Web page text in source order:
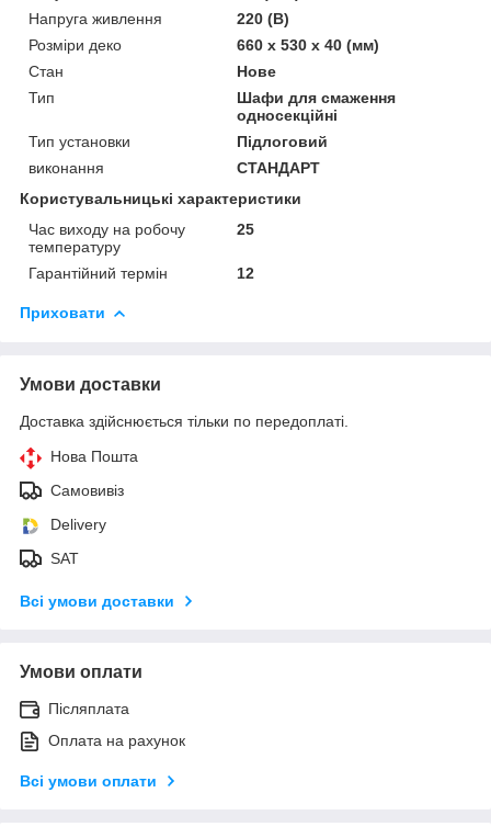
Напруга живлення
220 (В)
Розміри деко
660 х 530 х 40 (мм)
Стан
Нове
Тип
Шафи для смаження
односекційні
Тип установки
Підлоговий
виконання
СТАНДАРТ
Користувальницькі характеристики
Час виходу на робочу
температуру
25
Гарантійний термін 12
Приховати
Умови доставки
Доставка здійснюється тільки по передоплаті.
Нова Пошта
Самовивіз
Delivery
SAT
Всі умови доставки
Умови оплати
Післяплата
Оплата на рахунок
Всі умови оплати